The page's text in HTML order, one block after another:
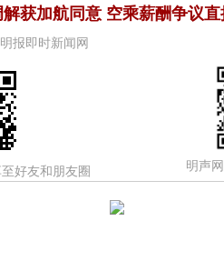
获加航同意 空乘薪酬争议
报即时新闻网
好友和朋友圈 明声